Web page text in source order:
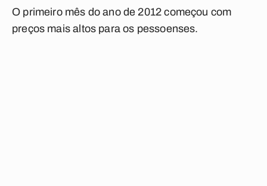
O primeiro mês do ano de 2012 começou com
preços mais altos para os pessoenses.